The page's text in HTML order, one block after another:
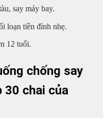
say máy bay.
loạn tiền đình nhẹ.
12 tuổi.
chống say
30 chai của